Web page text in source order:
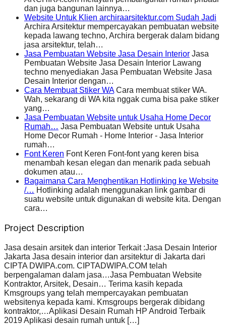
dan juga bangunan lainnya…
Website Untuk Klien archiraarsitektur.com Sudah Jadi
Archira Arsitektur mempercayakan pembuatan website
kepada lawang techno, Archira bergerak dalam bidang
jasa arsitektur, telah…
Jasa Pembuatan Website Jasa Desain Interior Jasa
Pembuatan Website Jasa Desain Interior Lawang
techno menyediakan Jasa Pembuatan Website Jasa
Desain Interior dengan…
Cara Membuat Stiker WACara membuat stiker WA.
Wah, sekarang di WA kita nggak cuma bisa pake stiker
yang…
Jasa Pembuatan Website untuk Usaha Home Decor
Rumah… Jasa Pembuatan Website untuk Usaha
Home Decor Rumah - Home Interior - Jasa Interior
rumah…
Font Keren Font Keren Font-font yang keren bisa
menambah kesan elegan dan menarik pada sebuah
dokumen atau…
Bagaimana Cara Menghentikan Hotlinking ke Website
/… Hotlinking adalah menggunakan link gambar di
suatu website untuk digunakan di website kita. Dengan
cara…
Project Description
Jasa desain arsitek dan interior Terkait :Jasa Desain Interior
Jakarta Jasa desain interior dan arsitektur di Jakarta dari
CIPTA DWIPA.com. CIPTADWIPA.COM telah
berpengalaman dalam jasa…Jasa Pembuatan Website
Kontraktor, Arsitek, Desain… Terima kasih kepada
Kmsgroups yang telah mempercayakan pembuatan
websitenya kepada kami. Kmsgroups bergerak dibidang
kontraktor,…Aplikasi Desain Rumah HP Android Terbaik
2019 Aplikasi desain rumah untuk […]